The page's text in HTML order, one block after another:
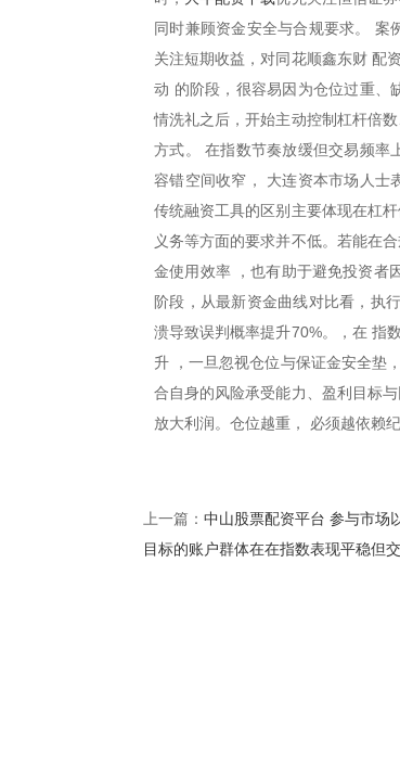
同时兼顾资金安全与合规要求。 案
关注短期收益，对同花顺鑫东财 配
动 的阶段，很容易因为仓位过重、
情洗礼之后，开始主动控制杠杆倍
方式。 在指数节奏放缓但交易频率
容错空间收窄， 大连资本市场人士
传统融资工具的区别主要体现在杠
义务等方面的要求并不低。若能在
金使用效率 ，也有助于避免投资者
阶段，从最新资金曲线对比看，执
溃导致误判概率提升70%。，在 指
升 ，一旦忽视仓位与保证金安全垫
合自身的风险承受能力、盈利目标
放大利润。仓位越重， 必须越依赖
上一篇： 中山股票配资平台 参与市场
目标的账户群体在在指数表现平稳但